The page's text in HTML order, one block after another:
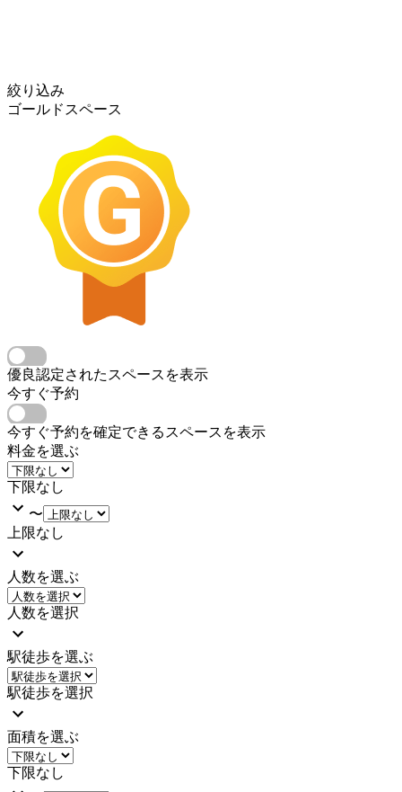
絞り込み
ゴールドスペース
優良認定されたスペースを表示
今すぐ予約
今すぐ予約を確定できるスペースを表示
料金を選ぶ
下限なし
〜
上限なし
人数を選ぶ
人数を選択
駅徒歩を選ぶ
駅徒歩を選択
面積を選ぶ
下限なし